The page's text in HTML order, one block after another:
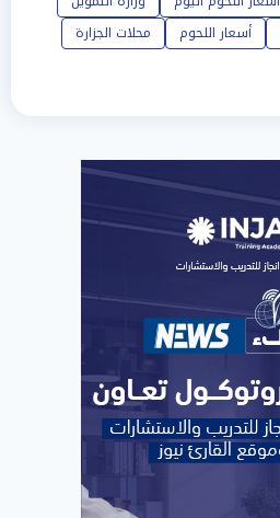
أسعار اللحوم
محلات الجزارة